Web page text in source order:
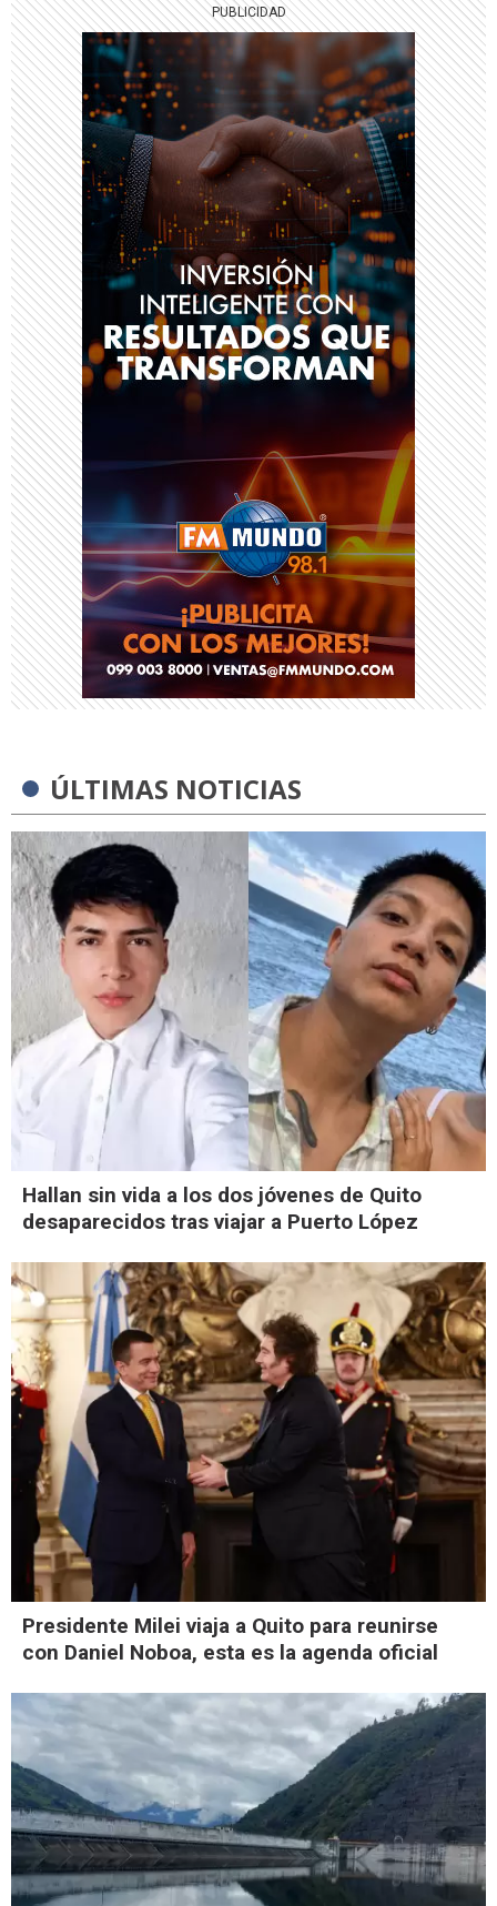
ÚLTIMAS NOTICIAS
Hallan sin vida a los dos jóvenes de Quito
desaparecidos tras viajar a Puerto López
Presidente Milei viaja a Quito para reunirse
con Daniel Noboa, esta es la agenda oficial